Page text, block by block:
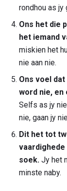
rondhou as jy
Ons het die
het iemand
miskien het
nie aan nie.
Ons voel
word nie, en
Selfs as jy
nie, gaan jy
Dit het tot
soek. Jy het
minste naby.